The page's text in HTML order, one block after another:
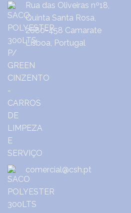
Rua das Oliveiras nº18,
Quinta Santa Rosa,
2680-458 Camarate
Lisboa, Portugal
comercial@csh.pt